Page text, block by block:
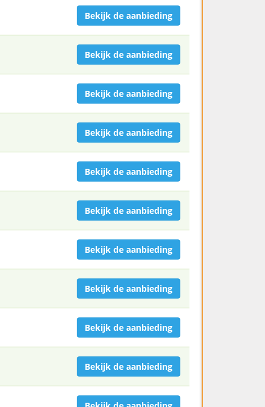
Bekijk de aanbieding
Bekijk de aanbieding
Bekijk de aanbieding
Bekijk de aanbieding
Bekijk de aanbieding
Bekijk de aanbieding
Bekijk de aanbieding
Bekijk de aanbieding
Bekijk de aanbieding
Bekijk de aanbieding